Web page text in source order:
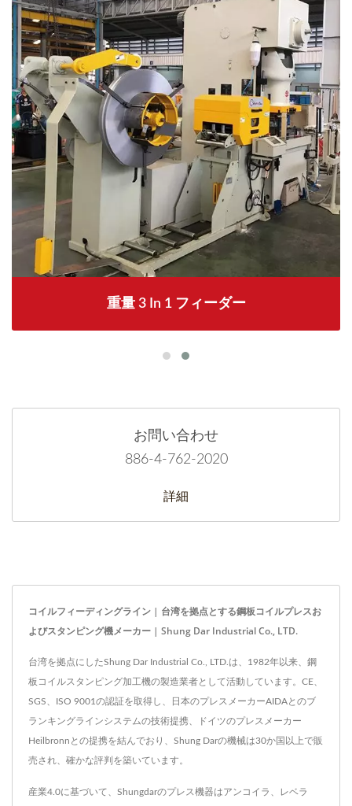
重量 3 In 1 フィーダー
お問い合わせ
886-4-762-2020
詳細
コイルフィーディングライン | 台湾を拠点とする鋼板コイルプレスお
よびスタンピング機メーカー | Shung Dar Industrial Co., LTD.
台湾を拠点にしたShung Dar Industrial Co., LTD.は、1982年以来、鋼
板コイルスタンピング加工機の製造業者として活動しています。CE、
SGS、ISO 9001の認証を取得し、日本のプレスメーカーAIDAとのブ
ランキングラインシステムの技術提携、ドイツのプレスメーカー
Heilbronnとの提携を結んでおり、Shung Darの機械は30か国以上で販
売され、確かな評判を築いています。
産業4.0に基づいて、Shungdarのプレス機器はアンコイラ、レベラ